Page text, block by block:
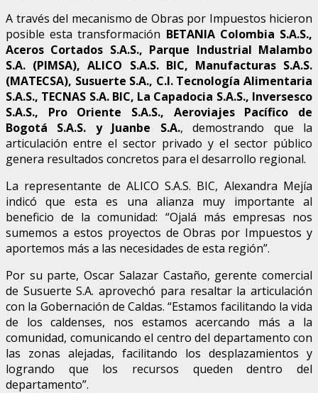
A través del mecanismo de Obras por Impuestos hicieron
posible esta transformación BETANIA Colombia S.A.S.,
Aceros Cortados S.A.S., Parque Industrial Malambo
S.A. (PIMSA), ALICO S.A.S. BIC, Manufacturas S.A.S.
(MATECSA), Susuerte S.A., C.I. Tecnología Alimentaria
S.A.S., TECNAS S.A. BIC, La Capadocia S.A.S., Inversesco
S.A.S., Pro Oriente S.A.S., Aeroviajes Pacífico de
Bogotá S.A.S. y Juanbe S.A., demostrando que la
articulación entre el sector privado y el sector público
genera resultados concretos para el desarrollo regional.
La representante de ALICO S.A.S. BIC, Alexandra Mejía
indicó que esta es una alianza muy importante al
beneficio de la comunidad: “Ojalá más empresas nos
sumemos a estos proyectos de Obras por Impuestos y
aportemos más a las necesidades de esta región”.
Por su parte, Oscar Salazar Castaño, gerente comercial
de Susuerte S.A. aprovechó para resaltar la articulación
con la Gobernación de Caldas. “Estamos facilitando la vida
de los caldenses, nos estamos acercando más a la
comunidad, comunicando el centro del departamento con
las zonas alejadas, facilitando los desplazamientos y
logrando que los recursos queden dentro del
departamento”.